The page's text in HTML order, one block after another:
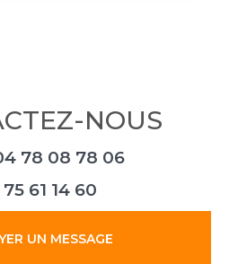
NOUS
78 08 78 06
61 14 60
UN MESSAGE